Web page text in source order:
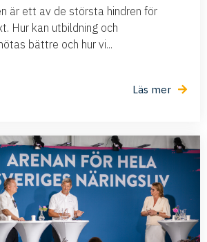
är ett av de största hindren för
Hur kan utbildning och
bättre och hur vi...
Läs mer